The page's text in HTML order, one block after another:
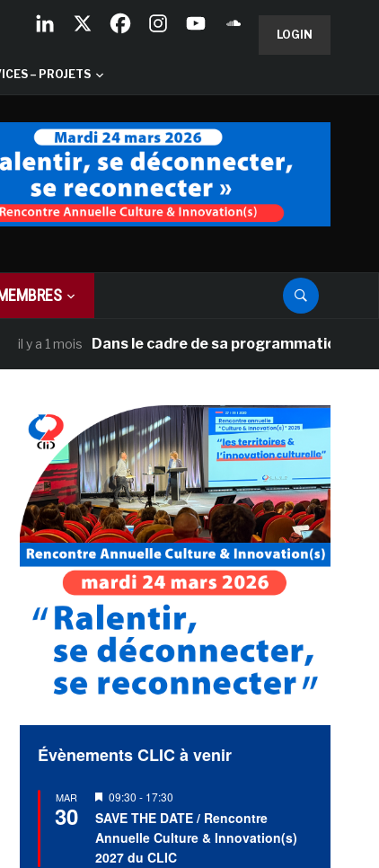
LOGIN
– PROJETS
Dans le cadre de sa programmation
Évènements CLIC à venir
MAR
30
Mis
en
avant
09:30 - 17:30
SAVE THE DATE / Rencontre
Annuelle Culture & Innovation(s)
2027 du CLIC